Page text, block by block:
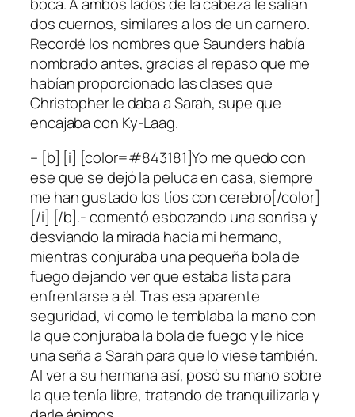
boca. A ambos lados de la cabeza le salían
dos cuernos, similares a los de un carnero.
Recordé los nombres que Saunders había
nombrado antes, gracias al repaso que me
habían proporcionado las clases que
Christopher le daba a Sarah, supe que
encajaba con Ky-Laag.
– [b] [i] [color=#843181]Yo me quedo con
ese que se dejó la peluca en casa, siempre
me han gustado los tíos con cerebro[/color]
[/i] [/b].- comentó esbozando una sonrisa y
desviando la mirada hacia mi hermano,
mientras conjuraba una pequeña bola de
fuego dejando ver que estaba lista para
enfrentarse a él. Tras esa aparente
seguridad, vi como le temblaba la mano con
la que conjuraba la bola de fuego y le hice
una seña a Sarah para que lo viese también.
Al ver a su hermana así, posó su mano sobre
la que tenía libre, tratando de tranquilizarla y